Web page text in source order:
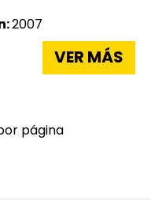
2007
VER MÁS
página